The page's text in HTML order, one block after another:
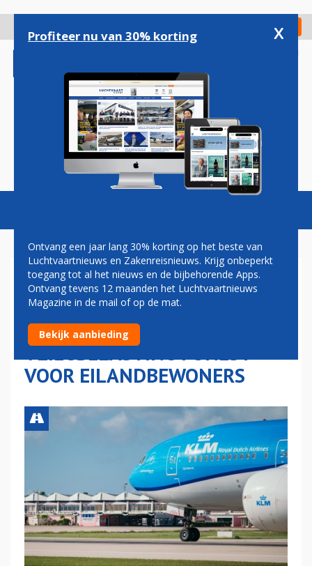
gaan
Check in
Magazine Podcasts Vacatures
ANTILLIAANSE
LUCHTHAVENS LUIDEN
NOODKLOK: HOGERE
VLIEGBELASTING FUNEST
VOOR EILANDBEWONERS
Profiteer nu van 30% korting x
Ontvang een jaar lang 30% korting op het beste van
Luchtvaartnieuws en Zakenreisnieuws. Krijg onbeperkt
toegang tot al het nieuws en de bijbehorende Apps.
Ontvang tevens 12 maanden het Luchtvaartnieuws
Magazine in de mail of op de mat.
Bekijk aanbieding